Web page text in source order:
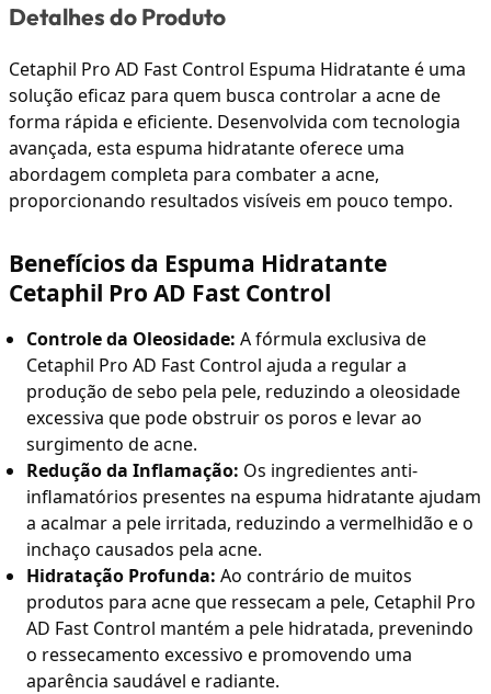
Detalhes do Produto
Cetaphil Pro AD Fast Control Espuma Hidratante é uma
solução eficaz para quem busca controlar a acne de
forma rápida e eficiente. Desenvolvida com tecnologia
avançada, esta espuma hidratante oferece uma
abordagem completa para combater a acne,
proporcionando resultados visíveis em pouco tempo.
Benefícios da Espuma Hidratante
Cetaphil Pro AD Fast Control
Controle da Oleosidade: A fórmula exclusiva de
Cetaphil Pro AD Fast Control ajuda a regular a
produção de sebo pela pele, reduzindo a oleosidade
excessiva que pode obstruir os poros e levar ao
surgimento de acne.
Redução da Inflamação: Os ingredientes anti-
inflamatórios presentes na espuma hidratante ajudam
a acalmar a pele irritada, reduzindo a vermelhidão e o
inchaço causados pela acne.
Hidratação Profunda: Ao contrário de muitos
produtos para acne que ressecam a pele, Cetaphil Pro
AD Fast Control mantém a pele hidratada, prevenindo
o ressecamento excessivo e promovendo uma
aparência saudável e radiante.